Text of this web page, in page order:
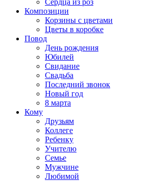
Сердца из роз
Композиции
Корзины с цветами
Цветы в коробке
Повод
День рождения
Юбилей
Свидание
Свадьба
Последний звонок
Новый год
8 марта
Кому
Друзьям
Коллеге
Ребенку
Учителю
Семье
Мужчине
Любимой